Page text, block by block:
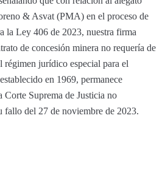
& Asvat (PMA) en el proceso de
la Ley 406 de 2023, nuestra firma
de concesión minera no requería de
régimen jurídico especial para el
en 1969, permanece
Corte Suprema de Justicia no
fallo del 27 de noviembre de 2023.